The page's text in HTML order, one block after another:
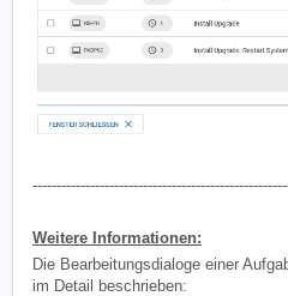
Weitere Informationen:
Die Bearbeitungsdialoge einer
im Detail beschrieben: